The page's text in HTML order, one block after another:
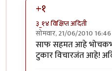
+१
३_१४ विक्षिप्त अदिती
सोमवार, 21/06/2010 16:46
In reply toपरा, हा एक
साफ सहमत आहे
टुकार विचारजंत आहे!